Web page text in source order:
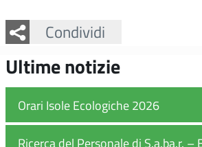
Condividi
Facebook
Twitter
Whatsapp
Ultime notizie
Orari Isole Ecologiche 2026
Ricerca del Personale di S.a.ba.r. –